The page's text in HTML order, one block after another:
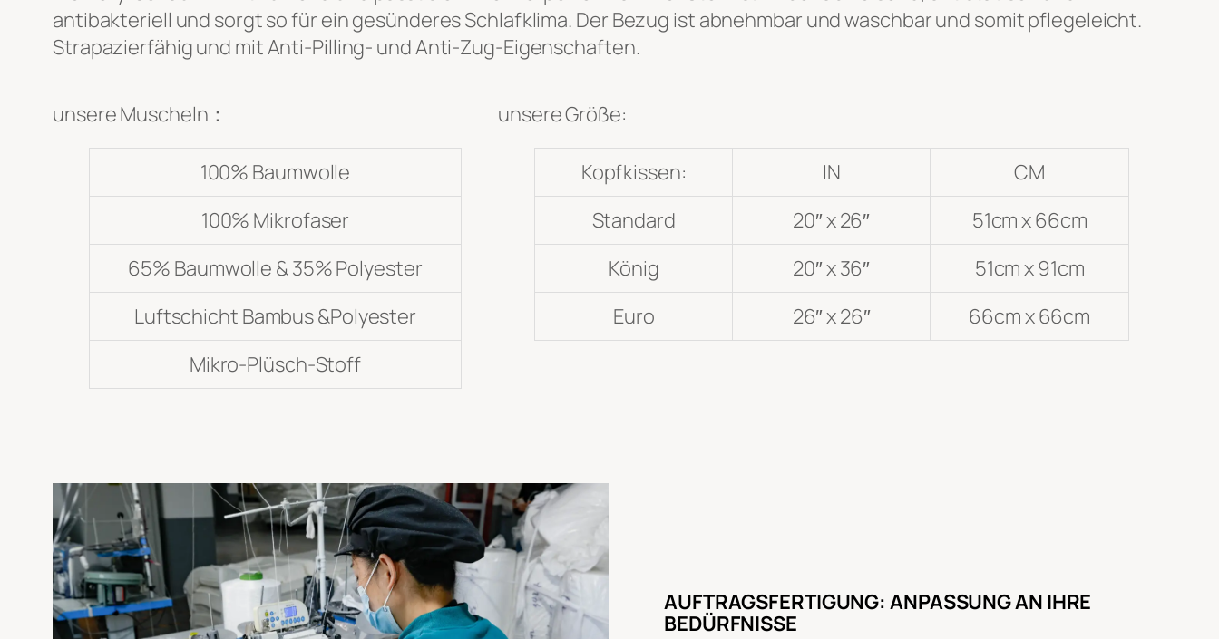
antibakteriell und sorgt so für ein gesünderes Schlafklima. Der Bezug ist abnehmbar und waschbar und somit pflegeleicht.
Strapazierfähig und mit Anti-Pilling- und Anti-Zug-Eigenschaften.
unsere Muscheln：
100% Baumwolle
100% Mikrofaser
65% Baumwolle & 35% Polyester
Luftschicht Bambus &Polyester
Mikro-Plüsch-Stoff
unsere Größe:
Kopfkissen: IN
CM
Standard
20″ x 26″
51cm x 66cm
König
20″ x 36″
51cm x 91cm
Euro
26″ x 26″ 66cm x 66cm
AUFTRAGSFERTIGUNG: ANPASSUNG AN IHRE
BEDÜRFNISSE